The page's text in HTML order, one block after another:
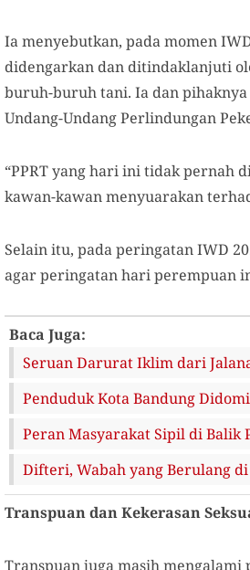
Ia menyebutkan, pada momen
didengarkan dan ditindaklanjuti
buruh-buruh tani. Ia dan pihaknya
Undang-Undang Perlindungan
“PPRT yang hari ini tidak pernah
kawan-kawan menyuarakan
Selain itu, pada peringatan IWD
agar peringatan hari perempuan
Baca Juga:
Seruan Darurat Iklim dari
Penduduk Kota Bandung
Peran Masyarakat Sipil di Balik
Difteri, Wabah yang Berulang
Transpuan dan Kekerasan
Transpuan juga masih mengalami